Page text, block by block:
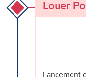
Louer
Lancement